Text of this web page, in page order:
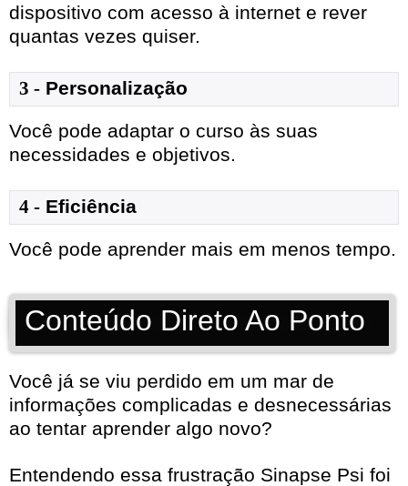
dispositivo com acesso à internet e rever
quantas vezes quiser.
3 - Personalização
Você pode adaptar o curso às suas
necessidades e objetivos.
4 - Eficiência
Você pode aprender mais em menos tempo.
Conteúdo Direto Ao Ponto
Você já se viu perdido em um mar de
informações complicadas e desnecessárias
ao tentar aprender algo novo?
Entendendo essa frustração Sinapse Psi foi